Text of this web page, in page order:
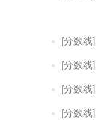
[分数线]
[分数线]
[分数线]
[分数线]